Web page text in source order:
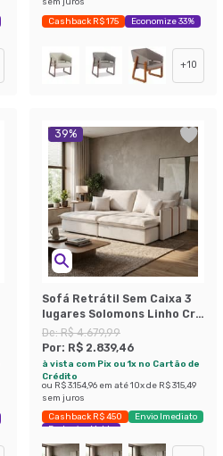
Cashback R$ 175 Economize 33%
+10
39%
Sofá Retrátil Sem Caixa 3
lugares Solomons Linho Cru
214 cm
De:R$ 4.679,99
Por: R$ 2.839,46
à vista com Pix ou 1x no Cartão de
Crédito
ou R$ 3.154,96 em até10x de R$ 315,49
sem juros
Cashback R$ 450
Envio Imediato
Exclusivo Mobly